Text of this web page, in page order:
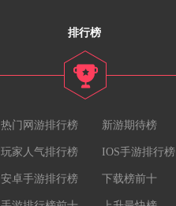
排行榜
热门网游排行榜 新游期待榜
玩家人气排行榜 IOS手游排行榜
安卓手游排行榜 下载榜前十